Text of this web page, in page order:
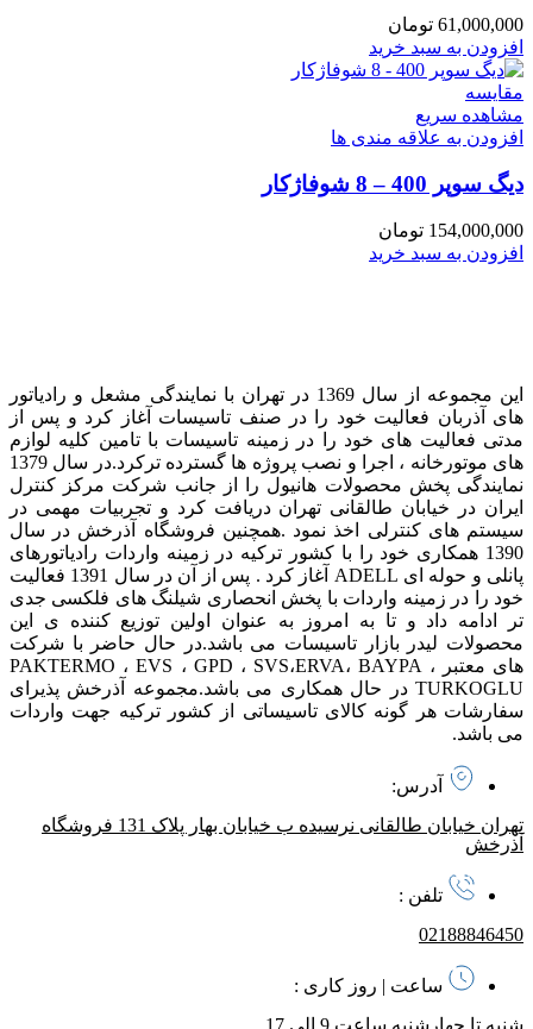
61,000,000 تومان
افزودن به سبد خرید
مقایسه
مشاهده سریع
افزودن به علاقه مندی ها
دیگ سوپر 400 – 8 شوفاژکار
154,000,000 تومان
افزودن به سبد خرید
این مجموعه از سال 1369 در تهران با نمایندگی مشعل و رادیاتور
های آذربان فعالیت خود را در صنف تاسیسات آغاز کرد و پس از
مدتی فعالیت های خود را در زمینه تاسیسات با تامین کلیه لوازم
های موتورخانه ، اجرا و نصب پروژه ها گسترده ترکرد. در سال 1379
نمایندگی پخش محصولات هانیول را از جانب شرکت مرکز کنترل
ایران در خیابان طالقانی تهران دریافت کرد و تجربیات مهمی در
سیستم های کنترلی اخذ نمود . همچنین فروشگاه آذرخش در سال
1390 همکاری خود را با کشور ترکیه در زمینه واردات رادیاتورهای
پانلی و حوله ای ADELL آغاز کرد . پس از آن در سال 1391 فعالیت
خود را در زمینه واردات با پخش انحصاری شیلنگ های فلکسی جدی
تر ادامه داد و تا به امروز به عنوان اولین توزیع کننده ی این
محصولات لیدر بازار تاسیسات می باشد. در حال حاضر با شرکت
های معتبر PAKTERMO ، EVS ، GPD ، SVS،ERVA، BAYPA ،
TURKOGLU در حال همکاری می باشد. مجموعه آذرخش پذیرای
سفارشات هر گونه کالای تاسیساتی از کشور ترکیه جهت واردات
می باشد.
آدرس:
تهران خیابان طالقانی نرسیده ب خیابان بهار پلاک 131 فروشگاه
آذرخش
تلفن :
02188846450
ساعت | روز کاری :